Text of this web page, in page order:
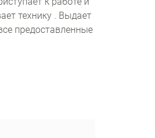
технику . Выдает
предоставленные